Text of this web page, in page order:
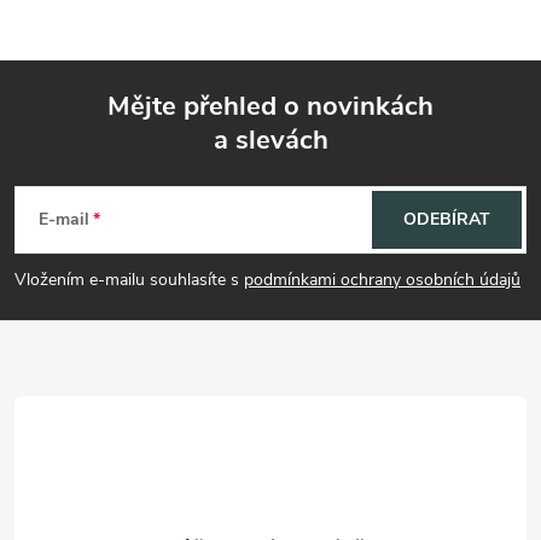
p
a
Mějte přehled o novinkách
a slevách
E-mail
Vložením e-mailu souhlasíte s podmínkami ochrany osobních údajů
ODEBÍRAT